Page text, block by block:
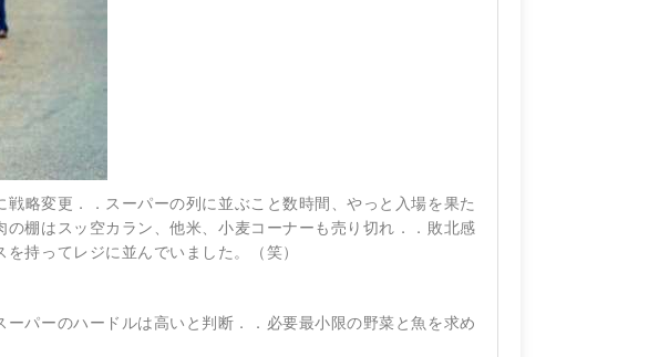
戦略変更．．スーパーの列に並ぶこと数時間、やっと入場を果た
の棚はスッ空カラン、他米、小麦コーナーも売り切れ．．敗北感
持ってレジに並んでいました。（笑）
パーのハードルは高いと判断．．必要最小限の野菜と魚を求め